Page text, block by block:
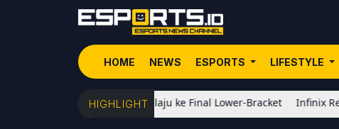
HOME NEWS ESPORTS LIFESTYLE
HIGHLIGHT
Geek Fam Melaju ke Final Lower-Bracket Infinix Resmi Luncurkan